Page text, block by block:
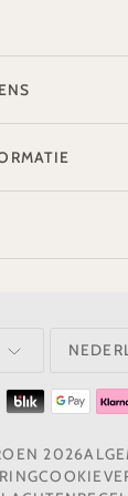
2026